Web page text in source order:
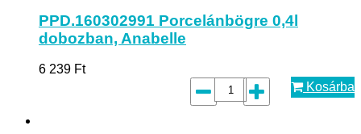
PPD.160302991 Porcelánbögre 0,4l
dobozban, Anabelle
6 239 Ft
Kosárba